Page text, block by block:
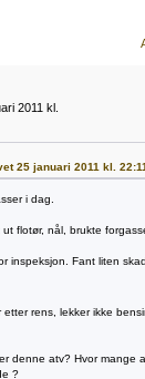
2011 kl.
25 januari 2011 kl.
i dag.
flotør, nål, brukte
inspeksjon. Fant liten
etter rens, lekker ikke
denne atv? Hvor mange
?